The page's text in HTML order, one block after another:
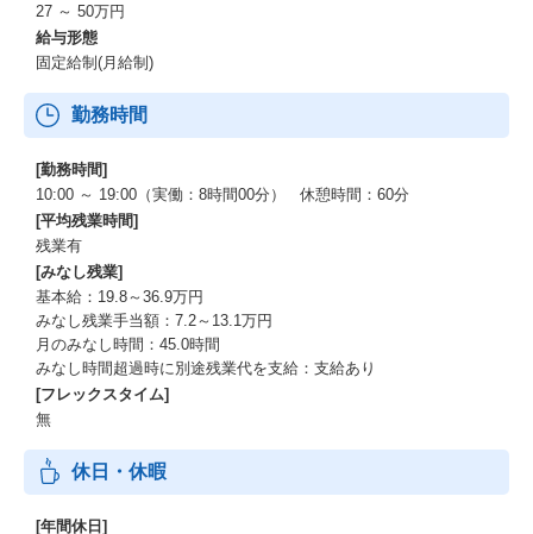
・組織づくりに参画したい、マネジメントを早期で経験したい方
年功序列や組織体制により、チャンスが少なく自身の想定キャリ
アが積めずに不満を抱いている方にぴったりな環境です
27 ～ 50万円
給与形態
固定給制(月給制)
勤務時間
[勤務時間]
10:00 ～ 19:00（実働：8時間00分） 休憩時間：60分
[平均残業時間]
残業有
[みなし残業]
基本給：19.8～36.9万円
みなし残業手当額：7.2～13.1万円
月のみなし時間：45.0時間
みなし時間超過時に別途残業代を支給：支給あり
[フレックスタイム]
無
休日・休暇
[年間休日]